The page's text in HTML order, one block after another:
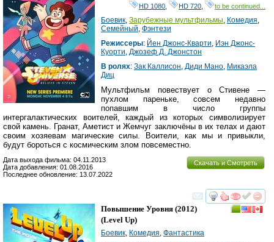
HD 1080 HD 720 to be continued...
Боевик Зарубежные мультфильмы Комедия
Семейный Фэнтези
Режиссеры: Йен Джонс-Кварти Иэн Джонс-
Куорти Джозеф Д. Джонстон
В ролях: Зак Каллисон Диди Мано Микаэла
Диц
Мультфильм повествует о Стивене —
пухлом пареньке, совсем недавно
попавшим в число группы
интергалактических воителей, каждый из которых символизирует
свой камень. Гранат, Аметист и Жемчуг заключёны в их телах и дают
своим хозяевам магические силы. Воители, как мы и привыкли,
будут бороться с космическим злом повсеместно.
Скачать и Смотреть
Дата выхода фильма: 04.11.2013
Дата добавления: 01.08.2016
Последнее обновление: 13.07.2022
смотреть
Повышение Уровня (2012)
(Level Up)
Боевик Комедия Фантастика